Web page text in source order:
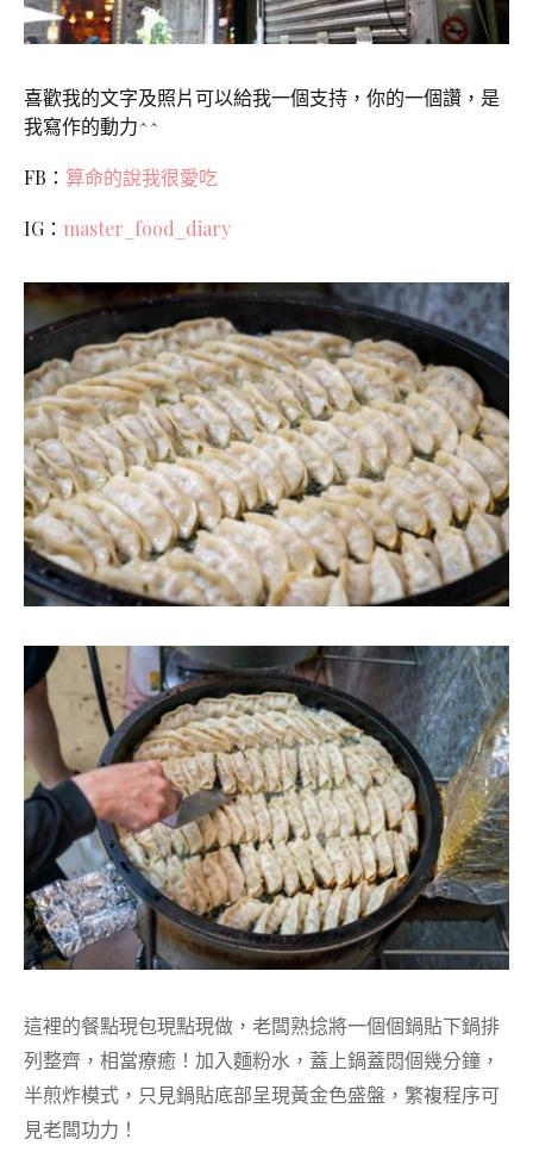
喜歡我的文字及照片可以給我一個支持，你的一個讚，是
我寫作的動力^^
FB： 算命的說我很愛吃
IG： master_food_diary
這裡的餐點現包現點現做，老闆熟捻將一個個鍋貼下鍋排
列整齊，相當療癒！加入麵粉水，蓋上鍋蓋悶個幾分鐘，
半煎炸模式，只見鍋貼底部呈現黃金色盛盤，繁複程序可
見老闆功力！